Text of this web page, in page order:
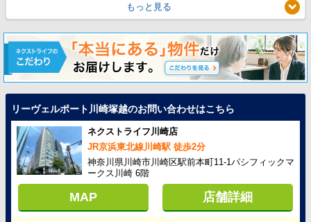
もっと見る
リーヴェルポート川崎塚越のお問い合わせはこちら
ネクストライフ川崎店
JR京浜東北線川崎駅 徒歩2分
神奈川県川崎市川崎区駅前本町11-1パシフィックマ
ークス川崎 6階
MAP 店舗詳細